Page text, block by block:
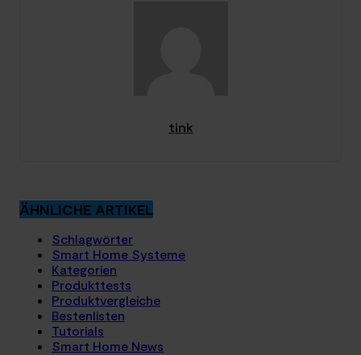
tink
ÄHNLICHE ARTIKEL
Schlagwörter
Smart Home Systeme
Kategorien
Produkttests
Produktvergleiche
Bestenlisten
Tutorials
Smart Home News